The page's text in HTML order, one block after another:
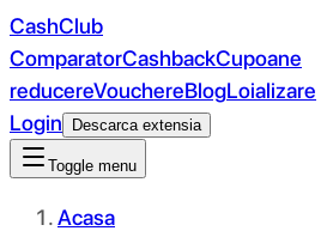
CashClub
ComparatorCashbackCupoane
reducereVouchereBlogLoializare
Login
Descarca extensia
Toggle menu
Acasa